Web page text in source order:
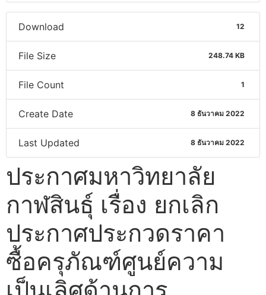
Download 12
File Size 248.74 KB
File Count 1
Create Date 8 ธันวาคม 2022
Last Updated 8 ธันวาคม 2022
ประกาศมหาวิทยาลัย
กาฬสินธุ์ เรื่อง ยกเลิก
ประกาศประกวดราคา
ซื้อครุภัณฑ์ศูนย์ความ